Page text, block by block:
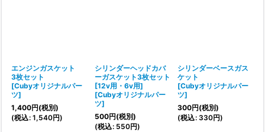
エンジンガスケット
3枚セット
[Cubyオリジナルパー
ツ]
1,400円(税別)
(税込: 1,540円)
シリンダーヘッドカバ
ーガスケット3枚セット
[12v用・6v用]
[Cubyオリジナルパー
ツ]
500円(税別)
(税込: 550円)
シリンダーベースガス
ケット
[Cubyオリジナルパー
ツ]
300円(税別)
(税込: 330円)